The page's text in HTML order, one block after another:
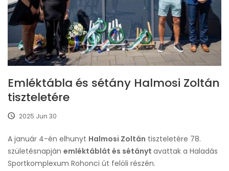
Emléktábla és sétány Halmosi Zoltán
tiszteletére
2025 Jun 30
A január 4-én elhunyt Halmosi Zoltán tiszteletére 78.
születésnapján emléktáblát és sétányt avattak a Haladás
Sportkomplexum Rohonci út felöli részén.